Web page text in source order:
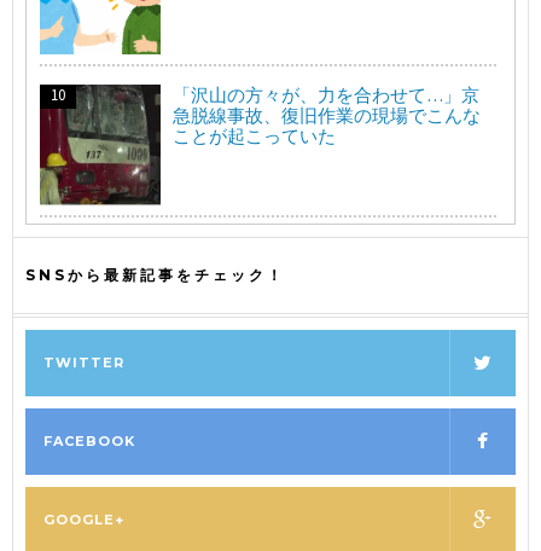
「沢山の方々が、力を合わせて…」京
急脱線事故、復旧作業の現場でこんな
ことが起こっていた
SNSから最新記事をチェック！
TWITTER
FACEBOOK
GOOGLE+